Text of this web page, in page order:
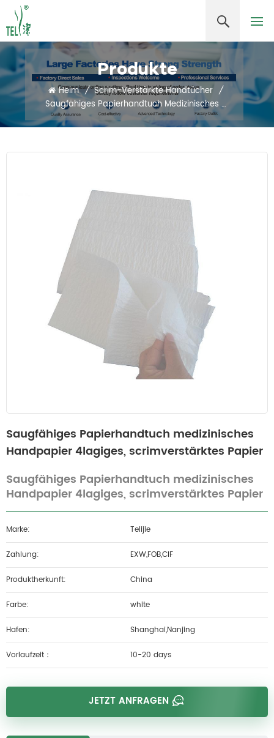
Produkte
Heim / Scrim-Verstärkte Handtücher /
Saugfähiges Papierhandtuch Medizinisches Handpapier 4lagiges, Scrimverstärktes Papier
Saugfähiges Papierhandtuch medizinisches
Handpapier 4lagiges, scrimverstärktes Papier
Saugfähiges Papierhandtuch medizinisches
Handpapier 4lagiges, scrimverstärktes Papier
Marke: Telijie
Zahlung: EXW,FOB,CIF
Produktherkunft: China
Farbe: white
Hafen: Shanghai,Nanjing
Vorlaufzeit： 10-20 days
JETZT ANFRAGEN